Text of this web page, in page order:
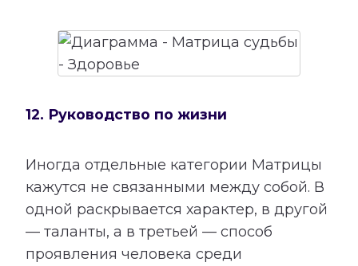
12. Руководство по жизни
Иногда отдельные категории Матрицы
кажутся не связанными между собой. В
одной раскрывается характер, в другой
— таланты, а в третьей — способ
проявления человека среди